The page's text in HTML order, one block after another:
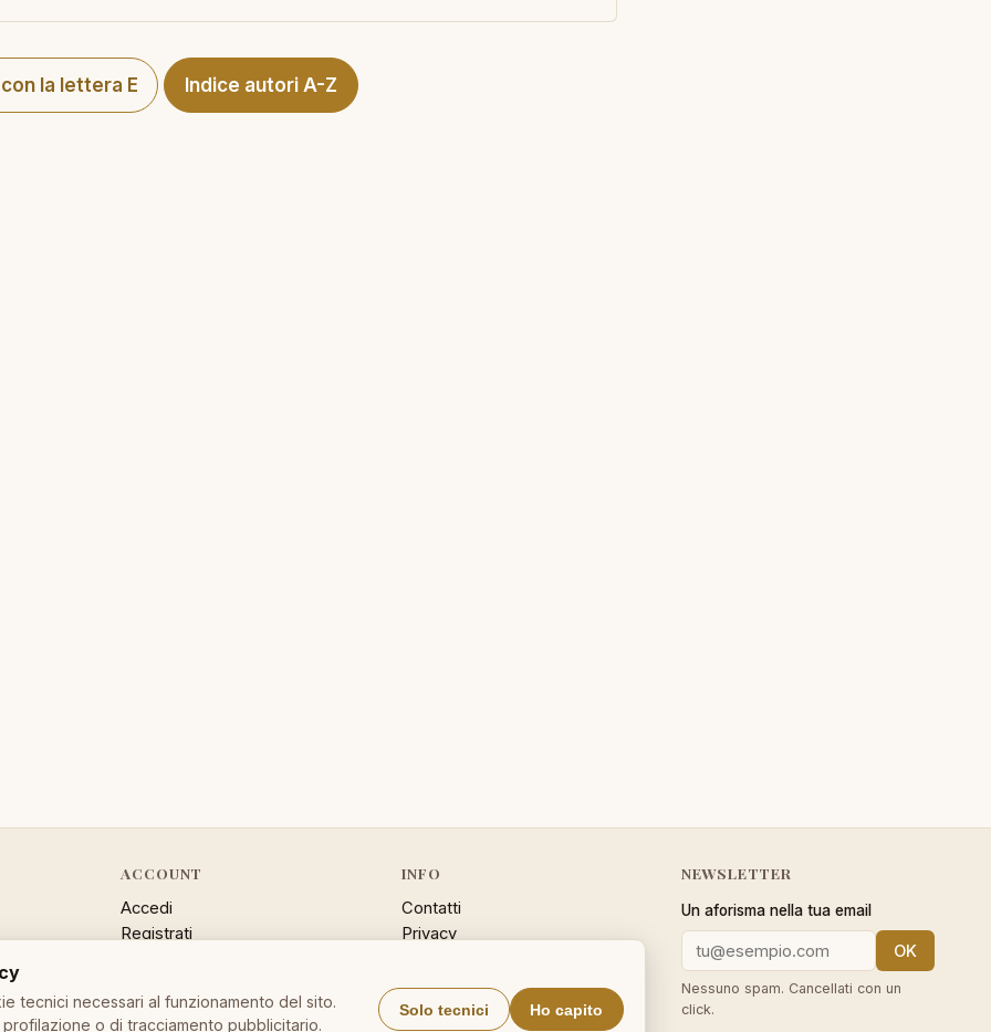
la lettera E Indice autori A-Z
ACCOUNT
Accedi
Registrati
INFO
Contatti
Privacy
Sitemap
NEWSLETTER
Un aforisma nella tua email
OK
Nessuno spam. Cancellati con un
click.
tecnici necessari al funzionamento del sito.
o di tracciamento pubblicitario.
Solo tecnici Ho capito